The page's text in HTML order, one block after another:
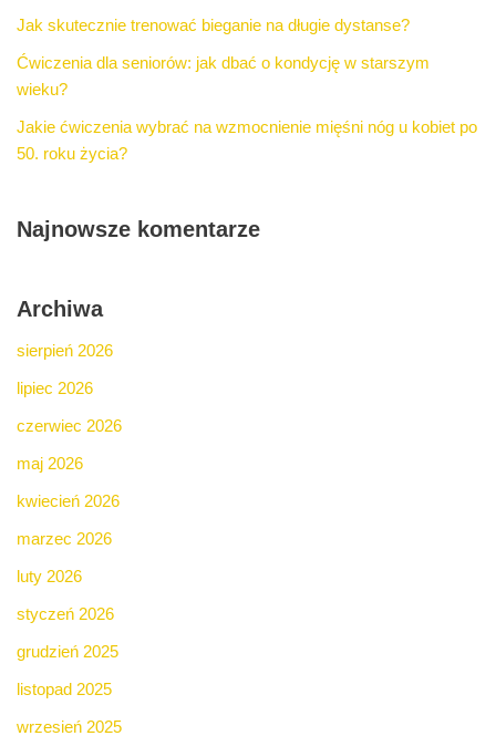
Jak skutecznie trenować bieganie na długie dystanse?
Ćwiczenia dla seniorów: jak dbać o kondycję w starszym
wieku?
Jakie ćwiczenia wybrać na wzmocnienie mięśni nóg u kobiet po
50. roku życia?
Najnowsze komentarze
Archiwa
sierpień 2026
lipiec 2026
czerwiec 2026
maj 2026
kwiecień 2026
marzec 2026
luty 2026
styczeń 2026
grudzień 2025
listopad 2025
wrzesień 2025